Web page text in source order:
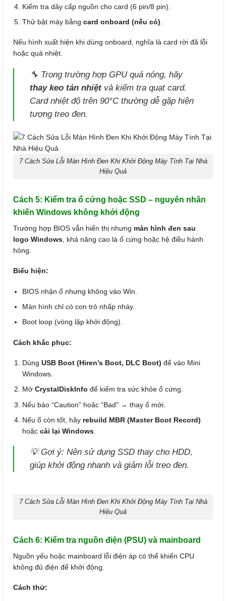
Kiểm tra dây cấp nguồn cho card (6 pin/8 pin).
Thử bật máy bằngcard onboard (nếu có)
Nếu hình xuất hiện khi dùng onboard, nghĩa là card rời đã lỗi
hoặc quá nhiệt.
🔧 Trong trường hợp GPU quá nóng, hãy
thay keo tản nhiệtvà kiểm tra quạt card.
Card nhiệt độ trên 90°C thường dễ gặp hiện
tượng treo đen.
7 Cách Sửa Lỗi Màn Hình Đen Khi Khởi Động Máy Tính Tại Nhà
Hiệu Quả
Cách 5: Kiểm tra ổ cứng hoặc SSD – nguyên nhân
khiến Windows không khởi động
Trường hợp BIOS vẫn hiển thị nhưng màn hình đen sau
logo Windows, khả năng cao là ổ cứng hoặc hệ điều hành
hỏng.
Biểu hiện:
BIOS nhận ổ nhưng không vào Win.
Màn hình chỉ có con trỏ nhấp nháy.
Boot loop (vòng lặp khởi động).
Cách khắc phục:
DùngUSB Boot (Hiren’s Boot, DLC Boot) để vào Mini
Windows.
MởCrystalDiskInfo để kiểm tra sức khỏe ổ cứng.
Nếu báo “Caution” hoặc “Bad” → thay ổ mới.
Nếu ổ còn tốt, hãy rebuild MBR (Master Boot Record)
hoặccài lại Windows
💡Gợi ý: Nên sử dụng SSD thay cho HDD,
giúp khởi động nhanh và giảm lỗi treo đen.
7 Cách Sửa Lỗi Màn Hình Đen Khi Khởi Động Máy Tính Tại Nhà
Hiệu Quả
Cách 6: Kiểm tra nguồn điện (PSU) và mainboard
Nguồn yếu hoặc mainboard lỗi điện áp có thể khiến CPU
không đủ điện để khởi động.
Cách thử: